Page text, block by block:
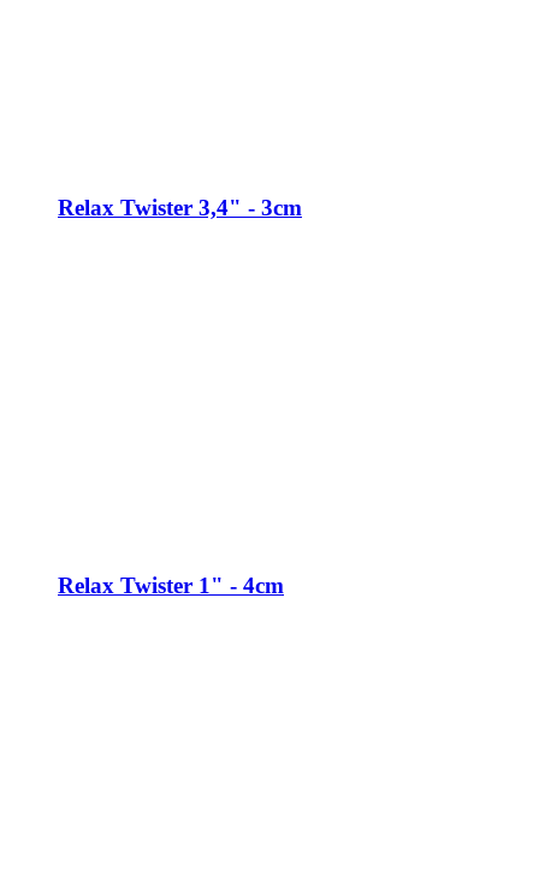
Relax Twister 3,4" - 3cm
Relax Twister 1" - 4cm